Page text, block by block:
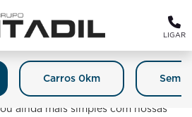
LIGAR
Carros 0km
ainda mais simples com nossas